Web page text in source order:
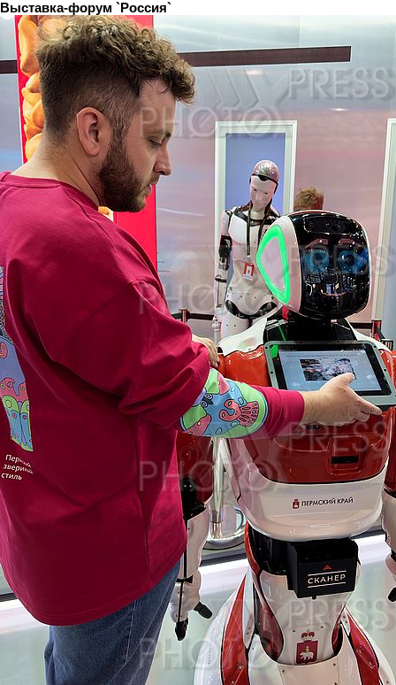
Выставка-форум `Россия`